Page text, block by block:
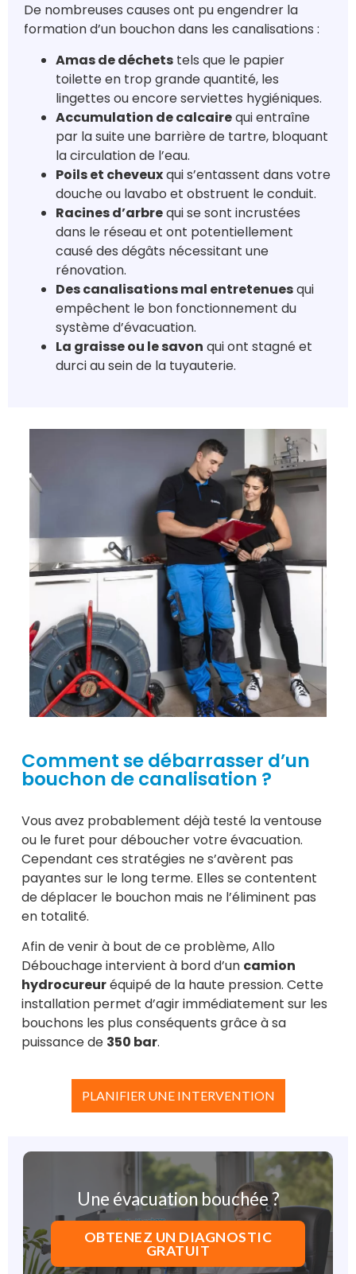
De nombreuses causes ont pu engendrer la
formation d’un bouchon dans les canalisations :
Amas de déchets tels que le papier
toilette en trop grande quantité, les
lingettes ou encore serviettes hygiéniques.
Accumulation de calcairequi entraîne
par la suite une barrière de tartre, bloquant
la circulation de l’eau.
Poils et cheveuxqui s’entassent dans votre
douche ou lavabo et obstruent le conduit.
Racines d’arbrequi se sont incrustées
dans le réseau et ont potentiellement
causé des dégâts nécessitant une
rénovation.
Des canalisations mal entretenuesqui
empêchent le bon fonctionnement du
système d’évacuation.
La graisse ou le savon qui ont stagné et
durci au sein de la tuyauterie.
Comment se débarrasser d’un
bouchon de canalisation ?
Vous avez probablement déjà testé la ventouse
ou le furet pour déboucher votre évacuation.
Cependant ces stratégies ne s’avèrent pas
payantes sur le long terme. Elles se contentent
de déplacer le bouchon mais ne l’éliminent pas
en totalité.
Afin de venir à bout de ce problème, Allo
Débouchage intervient à bord d’un camion
hydrocureuréquipé de la haute pression. Cette
installation permet d’agir immédiatement sur les
bouchons les plus conséquents grâce à sa
puissance de 350 bar.
PLANIFIER UNE INTERVENTION
Une évacuation bouchée ?
OBTENEZ UN DIAGNOSTIC
GRATUIT